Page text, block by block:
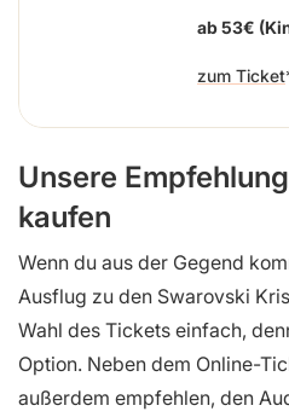
ab 53€
zum Ticket
Unsere
kaufen
Wenn du aus der Gegend
Ausflug zu den Swarovski
Wahl des Tickets einfach,
Option. Neben dem Online-
außerdem empfehlen, den